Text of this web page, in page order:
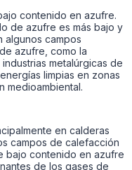
contenido en azufre.
de azufre es más bajo y
algunos campos
azufre, como la
metalúrgicas de
limpias en zonas
medioambiental.
en calderas
campos de calefacción
bajo contenido en azufre
de los gases de